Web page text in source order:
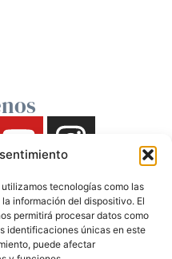
tecnologías como las
información del dispositivo. El
permitirá procesar datos como
identificaciones únicas en este
puede afectar